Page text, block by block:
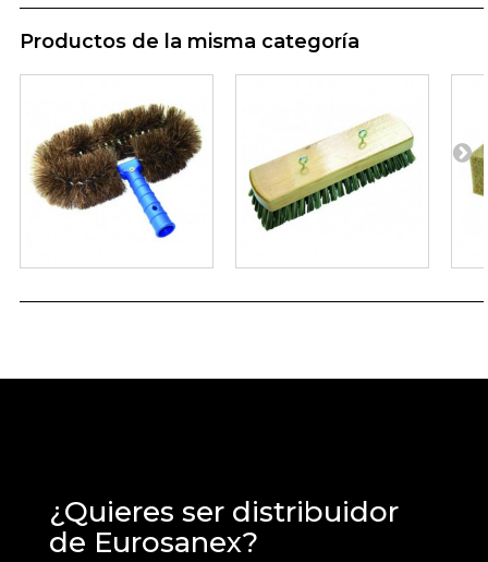
Productos de la misma categoría
¿Quieres ser distribuidor
de Eurosanex?